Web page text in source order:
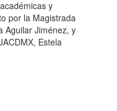
y
por la Magistrada
Aguilar Jiménez, y
Estela